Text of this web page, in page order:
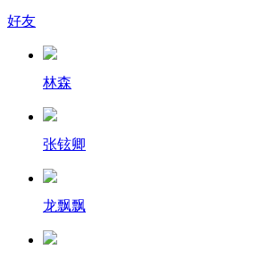
好友
林森
张铉卿
龙飘飘